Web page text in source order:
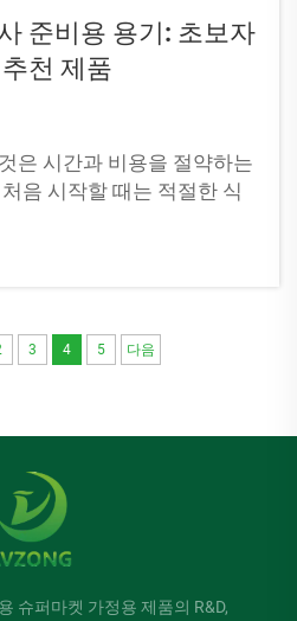
준비용 용기: 초보자
천 제품
은 시간과 비용을 절약하는
음 시작할 때는 적절한 식
것이 까다로울 수 있습니
는 가격 대비 성능이 뛰어
공하여 초보자에게 훌륭한
3 4 5 다음
슈퍼마켓 가정용 제품의 R&D,